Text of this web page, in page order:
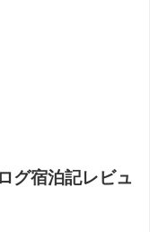
グ宿泊記レビュ